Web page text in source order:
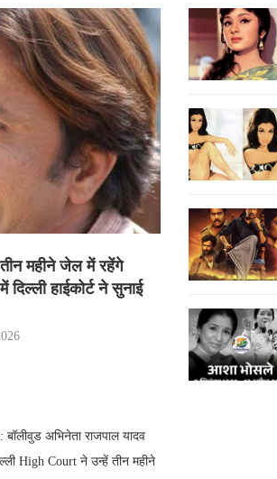
महीने जेल में रहेंगे
हाईकोर्ट ने सुनाई
अभिनेता राजपाल यादव
High Court ने उन्हें तीन महीने